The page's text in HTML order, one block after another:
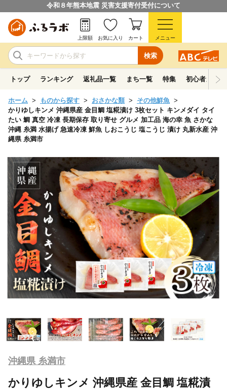
令和８年熊本地震 災害支援寄付受付について
検索
上限額 お気に入り カート メニュー
トップ ランキング 返礼品一覧 まち一覧 特集 初心者ガイド
ホーム ものから探す おさかな類
その他鮮魚
かりゆしキンメ 沖縄県産 金目鯛 塩糀漬け 3枚セット キンメダイ タイ
たい 鯛 真空 冷凍 長期保存 取り寄せ グルメ 加工品 海の幸 魚 さかな
沖縄 糸満 水揚げ 急速冷凍 鮮魚 しおこうじ 塩こうじ 漬け 丸新水産 沖
縄県 糸満市
沖縄県 糸満市
かりゆしキンメ 沖縄県産 金目鯛 塩糀漬